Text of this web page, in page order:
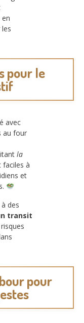
pour le
avec
au four
la
faciles à
et
des
transit
pour